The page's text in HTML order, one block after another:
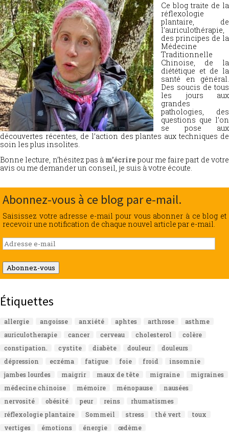
Ce blog traite de la
réflexologie
plantaire, de
l’auriculothérapie,
des principes de la
Médecine
Traditionnelle
Chinoise, de la
diététique et de la
santé en général.
Des soucis de tous
les jours aux
grandes
pathologies, des
questions que l’on
se pose aux
découvertes récentes, de l’action des plantes aux techniques de
soin les plus insolites.
Bonne lecture, n’hésitez pas à m’écrire pour me faire part de votre
avis ou me demander un conseil, je suis à votre écoute.
Abonnez-vous à ce blog par e-mail.
Saisissez votre adresse e-mail pour vous abonner à ce blog et
recevoir une notification de chaque nouvel article par e-mail.
Adresse
e-
mail
Abonnez-vous
Étiquettes
allergie angoisse anxiété aphtes arthrose
asthme
auriculotherapie
cancer cerveau cholesterol
colère
constipation.
cystite diabète douleur
douleurs
dépression
eczéma fatigue foie froid
insomnie
jambes lourdes
maigrir maux de tête migraine
migraines
médecine chinoise
mémoire ménopause
nausées
nervosité
obésité peur reins
rhumatismes
réflexologie plantaire
Sommeil stress thé vert
toux
vertiges
émotions énergie œdème